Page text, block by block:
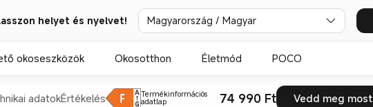
helyet és nyelvet! Magyarország / Magyar
okoseszközök Okosotthon Életmód POCO
adatokÉrtékelés Termékinformációs
adatlap 74 990 Ft Vedd meg most